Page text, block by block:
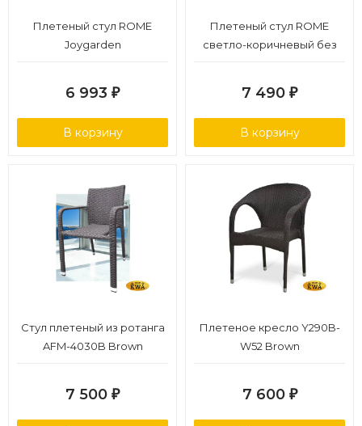
Плетеный стул ROME
Joygarden
6 993 ₽
В корзину
Плетеный стул ROME
светло-коричневый без
7 490 ₽
В корзину
Стул плетеный из ротанга
AFM-4030B Brown
7 500 ₽
Плетеное кресло Y290B-
W52 Brown
7 600 ₽